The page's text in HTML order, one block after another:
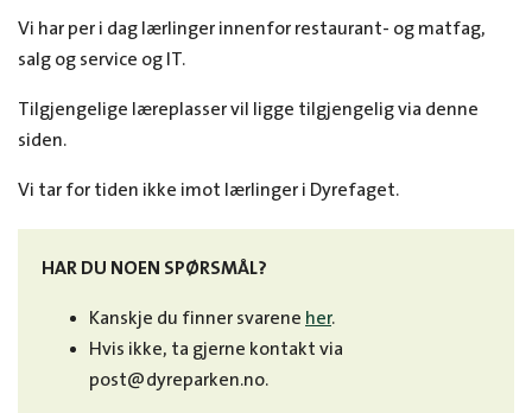
Vi har per i dag lærlinger innenfor restaurant- og matfag,
salg og service og IT.
Tilgjengelige læreplasser vil ligge tilgjengelig via denne
siden.
Vi tar for tiden ikke imot lærlinger i Dyrefaget.
HAR DU NOEN SPØRSMÅL?
Kanskje du finner svarene her.
Hvis ikke, ta gjerne kontakt via
post@dyreparken.no.